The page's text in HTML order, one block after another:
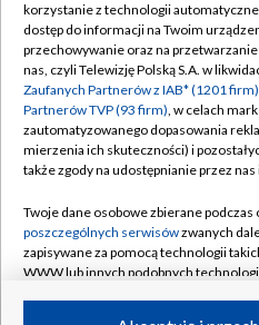
Abonament TVP
Emisja w TVP
Centrum informacji TVP
Naziemna Telewizja
Rada Programowa
System NOS
Informacje o nadawcy
Polityka
Moje
korzystanie z technologii
dostęp do informacji na Twoim
przechowywanie oraz na
nas, czyli Telewizję Polską S.A. w
Zaufanych Partnerów z IAB* (1201 firm)
Partnerów TVP (93 firm), w celach
zautomatyzowanego dopasowania
mierzenia ich skuteczności) i
także zgody na udostępnianie przez
Twoje dane osobowe zbierane
poszczególnych serwisówzwanych
zapisywane za pomocą technologii
WWW lub innych podobnych